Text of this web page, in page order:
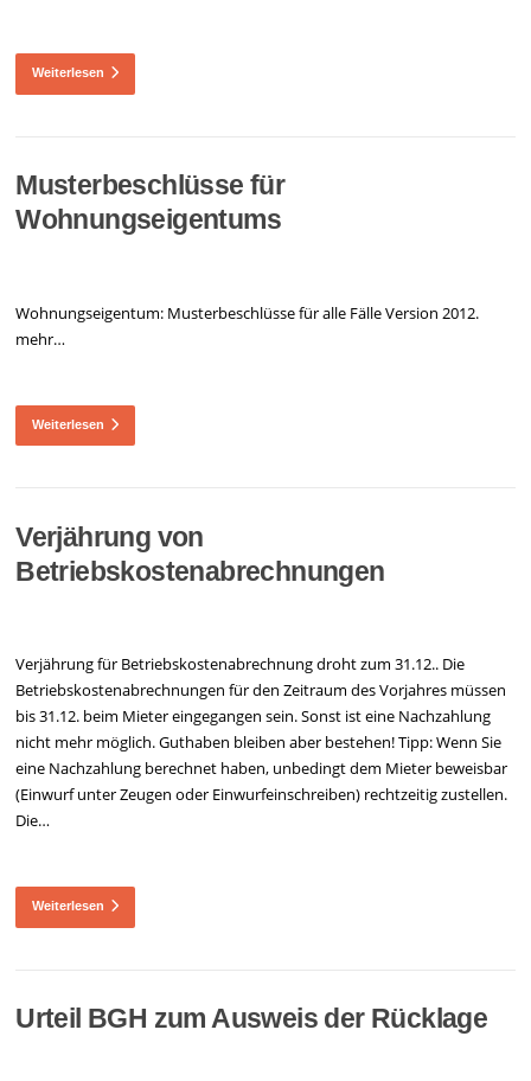
Weiterlesen
Musterbeschlüsse für
Wohnungseigentums
Wohnungseigentum: Musterbeschlüsse für alle Fälle Version 2012.
mehr…
Weiterlesen
Verjährung von
Betriebskostenabrechnungen
Verjährung für Betriebskostenabrechnung droht zum 31.12.. Die
Betriebskostenabrechnungen für den Zeitraum des Vorjahres müssen
bis 31.12. beim Mieter eingegangen sein. Sonst ist eine Nachzahlung
nicht mehr möglich. Guthaben bleiben aber bestehen! Tipp: Wenn Sie
eine Nachzahlung berechnet haben, unbedingt dem Mieter beweisbar
(Einwurf unter Zeugen oder Einwurfeinschreiben) rechtzeitig zustellen.
Die…
Weiterlesen
Urteil BGH zum Ausweis der Rücklage